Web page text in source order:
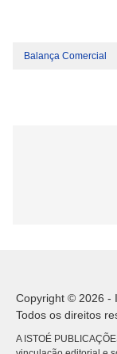
Balança Comercial
Copyright © 2026 -
Todos os direitos
A ISTOÉ